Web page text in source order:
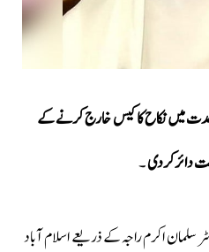
عدت میں نکاح کا کیس خارج کرنے کے
دائرکردی۔
سلمان اکرم راجہ کے ذریعے اسلام آباد